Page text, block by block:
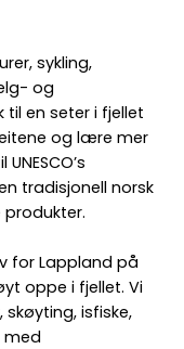
sykling,
og
en seter i fjellet
og lære mer
tradisjonell norsk
for Lappland på
oppe i fjellet. Vi
isfiske,
med